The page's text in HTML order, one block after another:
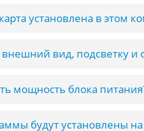
установлена в этом
внешний вид, подсветку и
мощность блока
будут установлены